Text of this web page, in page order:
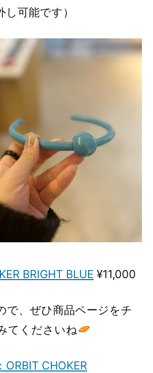
可能です）
BRIGHT BLUE ¥11,000
で、ぜひ商品ページをチ
てくださいね
ORBIT CHOKER